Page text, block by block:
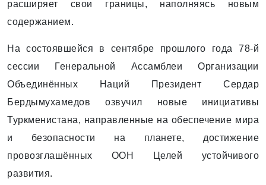
расширяет свои границы, наполняясь новым
содержанием.
На состоявшейся в сентябре прошлого года 78-й
сессии Генеральной Ассамблеи Организации
Объединённых Наций Президент Сердар
Бердымухамедов озвучил новые инициативы
Туркменистана, направленные на обеспечение мира
и безопасности на планете, достижение
провозглашённых ООН Целей устойчивого
развития.